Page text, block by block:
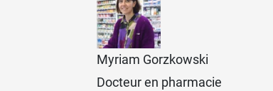
CC Eye Doré + 1 flacon de 10 ml de sérum
Myriam Gorzkowski
Docteur en pharmacie